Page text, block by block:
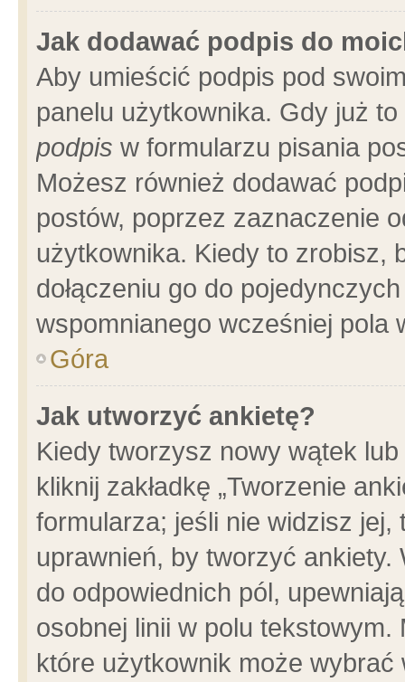
Jak dodawać podpis do
Aby umieścić podpis pod
panelu użytkownika. Gdy już
podpis w formularzu pisania
Możesz również dodawać
postów, poprzez zaznaczenie
użytkownika. Kiedy to zrobisz,
dołączeniu go do
wspomnianego wcześniej pola
Góra
Jak utworzyć ankietę?
Kiedy tworzysz nowy wątek
kliknij zakładkę „Tworzenie
formularza; jeśli nie widzisz
uprawnień, by tworzyć ankiety.
do odpowiednich pól,
osobnej linii w polu
które użytkownik może